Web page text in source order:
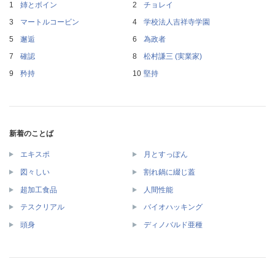
姉とボイン
チョレイ
マートルコービン
学校法人吉祥寺学園
邂逅
為政者
確認
松村謙三 (実業家)
矜持
堅持
新着のことば
エキスポ 月とすっぽん
図々しい 割れ鍋に綴じ蓋
超加工食品 人間性能
テスクリアル バイオハッキング
頭身 ディノバルド亜種